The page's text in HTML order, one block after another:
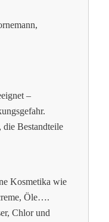
–
Bestandteile
Kosmetika wie
Öle….
Chlor und